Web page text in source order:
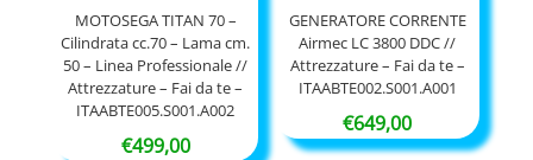
MOTOSEGA TITAN 70 –
Cilindrata cc.70 – Lama cm.
50 – Linea Professionale //
Attrezzature – Fai da te –
ITAABTE005.S001.A002
€499,00
GENERATORE CORRENTE
Airmec LC 3800 DDC //
Attrezzature – Fai da te –
ITAABTE002.S001.A001
€649,00